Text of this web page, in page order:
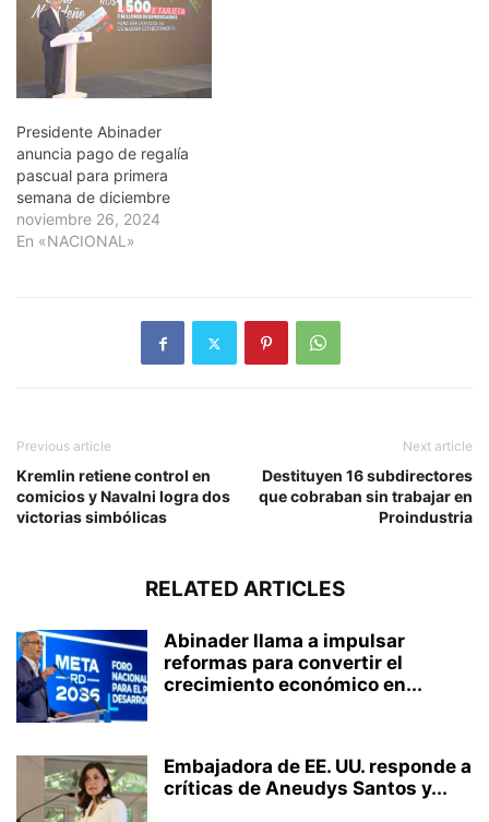
Presidente Abinader
anuncia pago de regalía
pascual para primera
semana de diciembre
noviembre 26, 2024
En «NACIONAL»
Previous article
Kremlin retiene control en
comicios y Navalni logra dos
victorias simbólicas
Next article
Destituyen 16 subdirectores
que cobraban sin trabajar en
Proindustria
RELATED ARTICLES
Abinader llama a impulsar
reformas para convertir el
crecimiento económico en...
Embajadora de EE. UU. responde a
críticas de Aneudys Santos y...